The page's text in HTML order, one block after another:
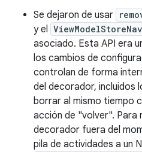
Se dejaron de usar
y el
asociado. Esta API era
los cambios de
controlan de forma
del decorador, incluidos
borrar al mismo tiempo
acción de "volver". Para
decorador fuera del
pila de actividades a un